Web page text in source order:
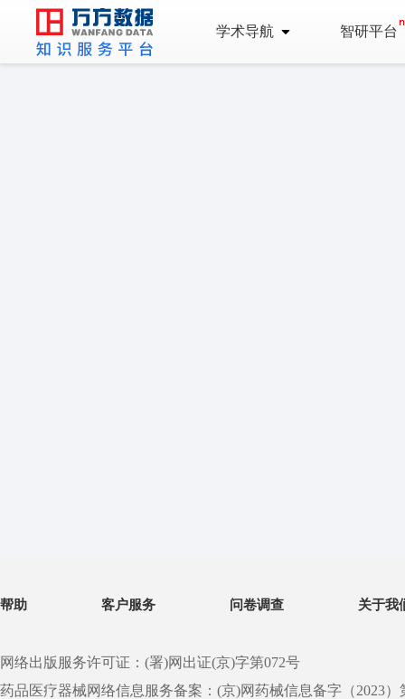
学术导航 智研平台
帮助 客户服务 问卷调查 关于我
网络出版服务许可证：(署)网出证(京)字第072号
药品医疗器械网络信息服务备案：(京)网药械信息备字（2023）